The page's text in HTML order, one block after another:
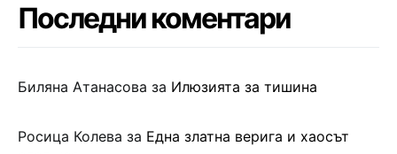
Последни коментари
Биляна Атанасова за Илюзията за тишина
Росица Колева за Една златна верига и хаосът